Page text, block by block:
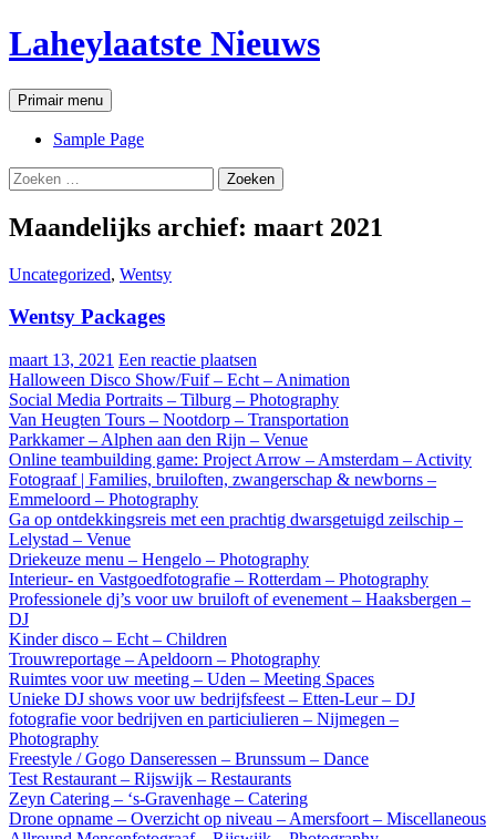
Ga
naar
inhoud
Laheylaatste Nieuws
Zoeken
Primair menu
Sample Page
Zoeken
naar:
Maandelijks archief: maart 2021
Uncategorized, Wentsy
Wentsy Packages
maart 13, 2021 Een reactie plaatsen
Halloween Disco Show/Fuif – Echt – Animation
Social Media Portraits – Tilburg – Photography
Van Heugten Tours – Nootdorp – Transportation
Parkkamer – Alphen aan den Rijn – Venue
Online teambuilding game: Project Arrow – Amsterdam – Activity
Fotograaf | Families, bruiloften, zwangerschap & newborns –
Emmeloord – Photography
Ga op ontdekkingsreis met een prachtig dwarsgetuigd zeilschip –
Lelystad – Venue
Driekeuze menu – Hengelo – Photography
Interieur- en Vastgoedfotografie – Rotterdam – Photography
Professionele dj’s voor uw bruiloft of evenement – Haaksbergen –
DJ
Kinder disco – Echt – Children
Trouwreportage – Apeldoorn – Photography
Ruimtes voor uw meeting – Uden – Meeting Spaces
Unieke DJ shows voor uw bedrijfsfeest – Etten-Leur – DJ
fotografie voor bedrijven en particiulieren – Nijmegen –
Photography
Freestyle / Gogo Danseressen – Brunssum – Dance
Test Restaurant – Rijswijk – Restaurants
Zeyn Catering – ‘s-Gravenhage – Catering
Drone opname – Overzicht op niveau – Amersfoort – Miscellaneous